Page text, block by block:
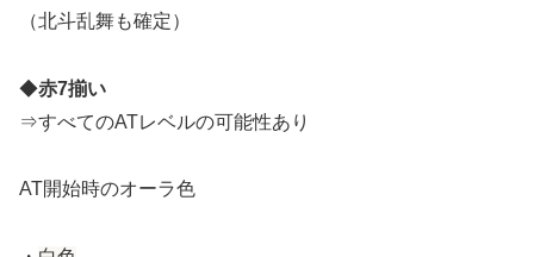
（北斗乱舞も確定）
◆赤7揃い
⇒すべてのATレベルの可能性あり
AT開始時のオーラ色